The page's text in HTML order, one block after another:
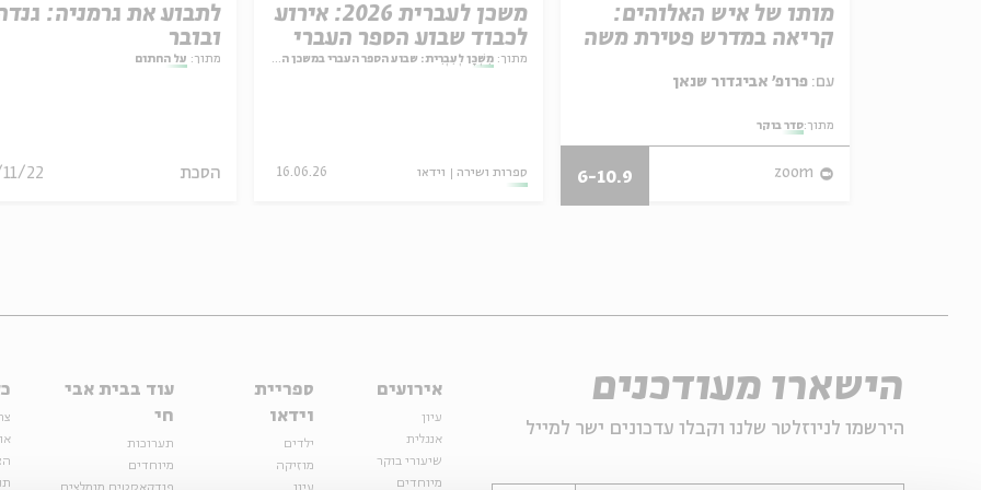
לתבוע את גרמניה:
ובובר
מתוך: על החתום
הסכת 22
משכן לעברית 2026: אירוע
לכבוד שבוע הספר העברי
ומחווה למשורר שאול
מתוך: מִשְׁכָּן לְעִבְרִית: שבוע הספר העברי במשכן הנשיא
ספרות ושירה וידאו 16.06.26
מותו של איש האלוהים:
קריאה במדרש פטירת משה
עם:
מתוך:סדר בוקר
zoom
6-10.9
הישארו מעודכנים
הירשמו לניוזלטר שלנו וקבלו עדכונים ישר למייל
אירועים
עיון
אנגלית
שיעורי בוקר
מיוחדים
ספריית
וידאו
ילדים
מוזיקה
עוד בבית אבי
חי
תערוכות
מיוחדים